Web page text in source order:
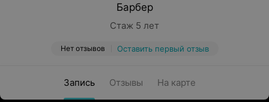
Барбер
Стаж 5 лет
Нет отзывов Оставить первый отзыв
Запись Отзывы На карте